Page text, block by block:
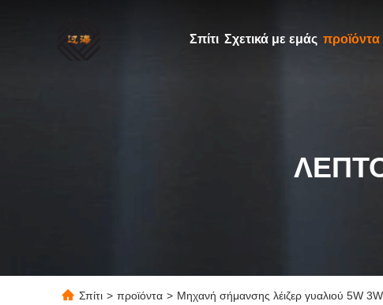
Σπίτι Σχετικά με εμάς προϊόντα
Σπίτι > προϊόντα > Μηχανή σήμανσης λέιζερ γυαλιού 5W